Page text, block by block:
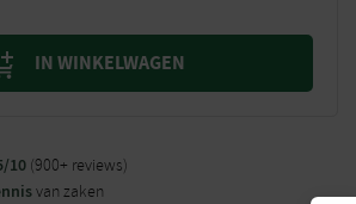
IN WINKELWAGEN
10 (900+ reviews)
van zaken